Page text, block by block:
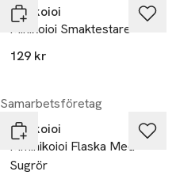
Minikoioi
Minikoioi Smaktestare
129 kr
Samarbetsföretag
Minikoioi
Mminikoioi Flaska Med
Sugrör